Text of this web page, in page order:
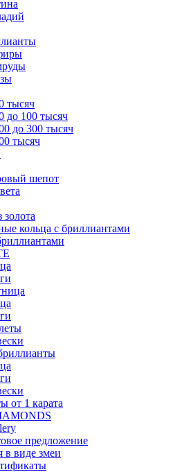
тысяч
до 100 тысяч
до 300 тысяч
тысяч
шепот
золота
кольца с бриллиантами
от 1 карата
предложение
в виде змеи